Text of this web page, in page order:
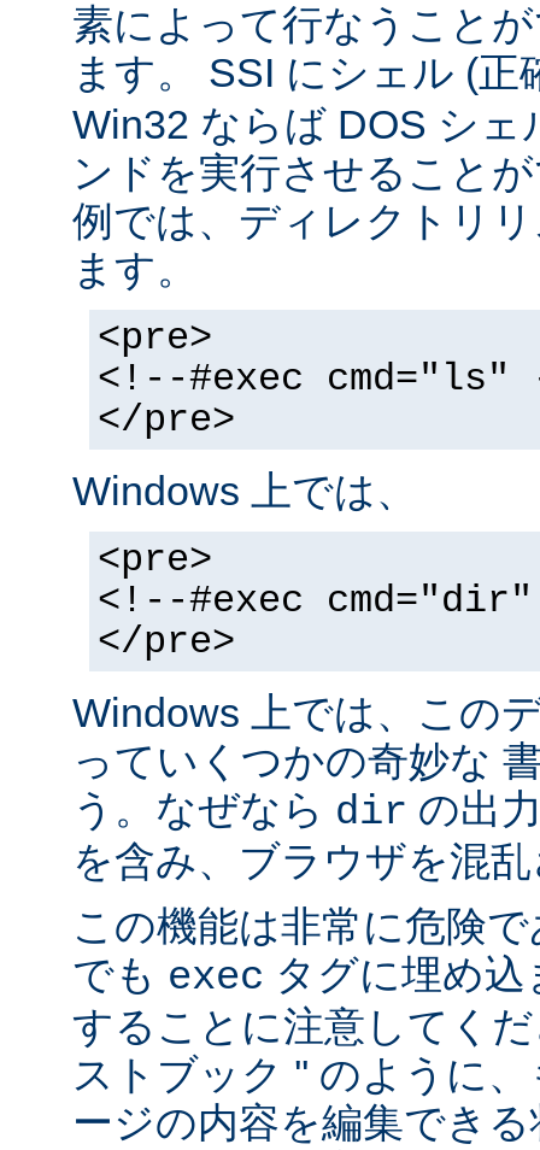
素によって行なうこと
ます。 SSI にシェル (
Win32 ならば DOS シェ
ンドを実行させること
例では、ディレクトリ
ます。
<pre>
<!--#exec cmd="ls"
</pre>
Windows 上では、
<pre>
<!--#exec
</pre>
Windows 上では、この
っていくつかの奇妙な
う。なぜなら dir の出
を含み、ブラウザを混
この機能は非常に危険
でも exec タグに埋め
することに注意してく
ストブック '' のように
ージの内容を編集でき